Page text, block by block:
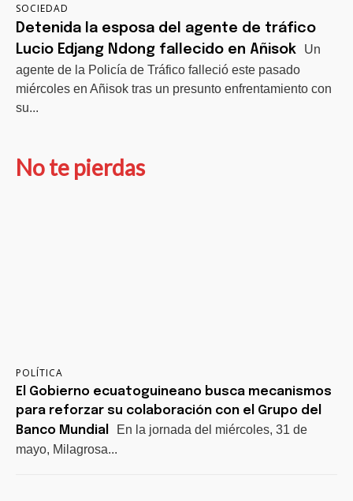
SOCIEDAD
Detenida la esposa del agente de tráfico
Lucio Edjang Ndong fallecido en Añisok
Un
agente de la Policía de Tráfico falleció este pasado
miércoles en Añisok tras un presunto enfrentamiento con
su...
No te pierdas
POLÍTICA
El Gobierno ecuatoguineano busca mecanismos
para reforzar su colaboración con el Grupo del
Banco Mundial
En la jornada del miércoles, 31 de
mayo, Milagrosa...